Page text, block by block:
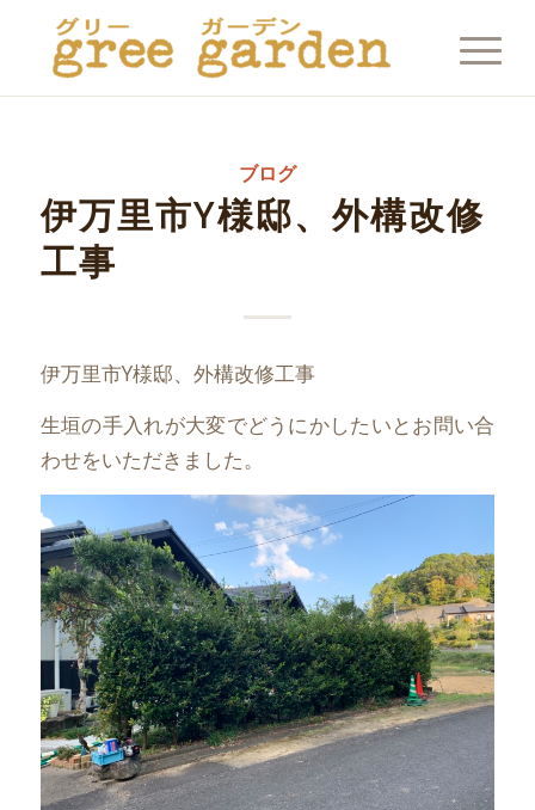
ブログ
伊万里市Y様邸、外構改修
工事
伊万里市Y様邸、外構改修工事
生垣の手入れが大変でどうにかしたいとお問い合
わせをいただきました。